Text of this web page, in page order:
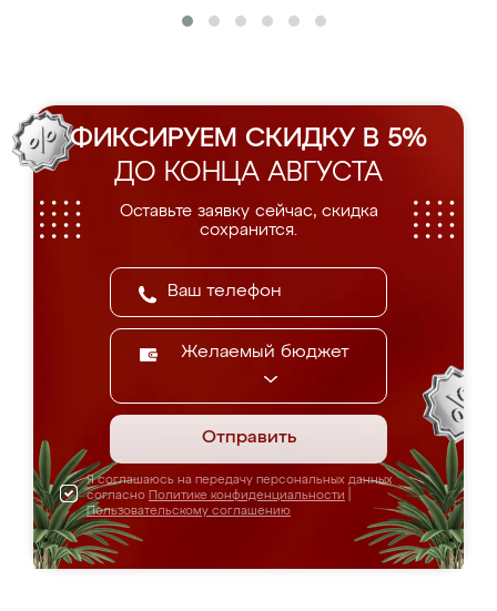
ФИКСИРУЕМ СКИДКУ В 5%
ДО КОНЦА АВГУСТА
Оставьте заявку сейчас, скидка
сохранится.
Желаемый бюджет
Отправить
Я соглашаюсь на передачу персональных данных
согласно Политике конфиденциальности
Пользовательскому соглашению